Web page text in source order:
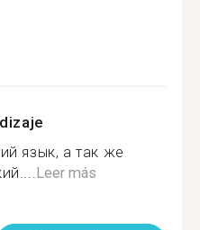
язык, а так же
Leer más